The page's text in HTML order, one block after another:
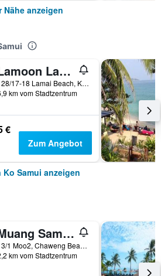
Nähe anzeigen
Lamoon Lamai Residence
128/17-18 Lamai Beach, Ko Samui, Thailand
km vom Stadtzentrum
€
Zum Angebot
Samui anzeigen
Muang Samui Spa Resort
13/1 Moo2, Chaweng Beach, Bophut, Ko Samui, Thailand
km vom Stadtzentrum